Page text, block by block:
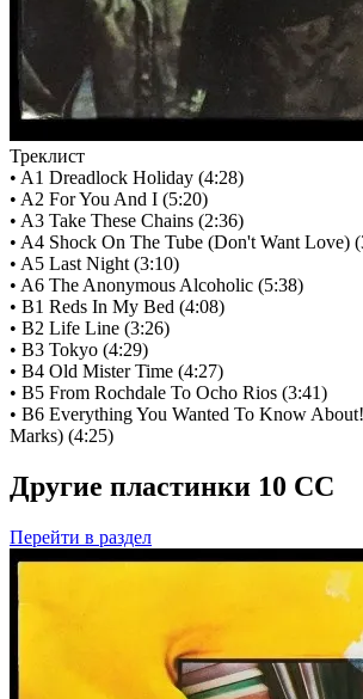
Треклист
• A1 Dreadlock Holiday (4:28)
• A2 For You And I (5:20)
• A3 Take These Chains (2:36)
• A4 Shock On The Tube (Don't Want Love)
• A5 Last Night (3:10)
• A6 The Anonymous Alcoholic (5:38)
• B1 Reds In My Bed (4:08)
• B2 Life Line (3:26)
• B3 Tokyo (4:29)
• B4 Old Mister Time (4:27)
• B5 From Rochdale To Ocho Rios (3:41)
• B6 Everything You Wanted To Know
Marks) (4:25)
Другие пластинки 10 CC
Перейти в раздел